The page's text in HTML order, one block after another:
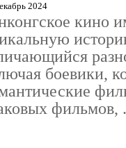
2024
кино
боевики,
фильмов,